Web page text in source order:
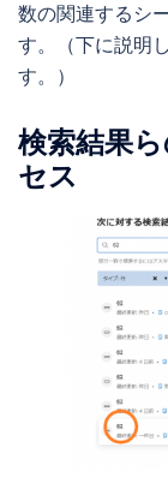
数の関連するシ
す。（下に説明
す。）
検索結果
セス